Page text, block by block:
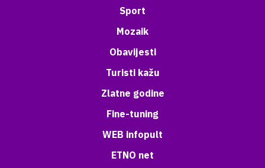
Sport
Mozaik
Obavijesti
Turisti kažu
Zlatne godine
Fine-tuning
WEB infopult
ETNO net